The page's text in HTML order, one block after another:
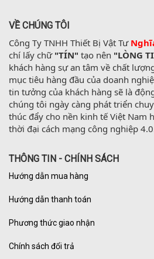
VỀ CHÚNG TÔI
Công Ty TNHH Thiết Bị Vật Tư
chí lấy chữ "TÍN" tạo nên "LÒNG
khách hàng sự an tâm về chất
mục tiêu hàng đầu của doanh
tin tưởng của khách hàng sẽ là
chúng tôi ngày càng phát triển
thúc đẩy cho nền kinh tế Việt Nam
thời đại cách mạng công nghiệp
THÔNG TIN - CHÍNH SÁCH
Hướng dẫn mua hàng
Hướng dẫn thanh toán
Phương thức giao nhận
Chính sách đổi trả